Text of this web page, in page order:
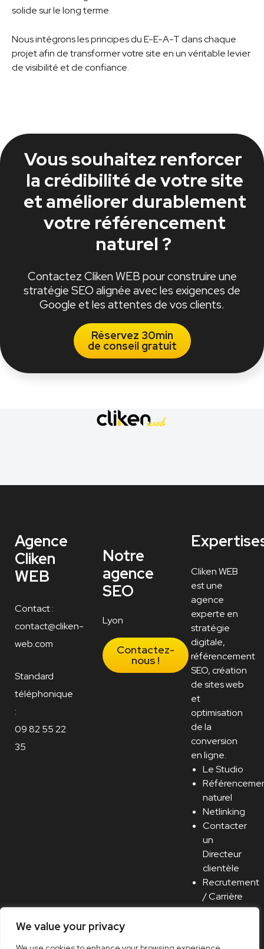
We value your privacy
solide sur le long terme.
Nous intégrons les principes du E-E-A-T dans chaque
projet afin de transformer votre site en un véritable levier
de visibilité et de confiance.
Vous souhaitez renforcer
la crédibilité de votre site
et améliorer durablement
votre référencement
naturel ?
Contactez Cliken WEB pour construire une
stratégie SEO alignée avec les exigences de
Google et les attentes de vos clients.
Réservez 30min
de conseil gratuit
Agence
Cliken
WEB
Contact :
contact@cliken-
web.com
Standard
téléphonique
:
09 82 55 22
35
Notre
agence
SEO
Lyon
Contactez-
nous !
Cliken WEB
est une
agence
experte en
stratégie
digitale,
référencement
SEO, création
de sites web
et
optimisation
de la
conversion
en ligne.
Le Studio
naturel
Netlinking
Contacter
un
Directeur
clientèle
Recrutement
/ Carrière